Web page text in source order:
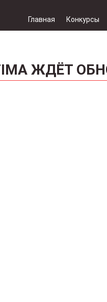
Главная Конкурсы
ЖДЁТ